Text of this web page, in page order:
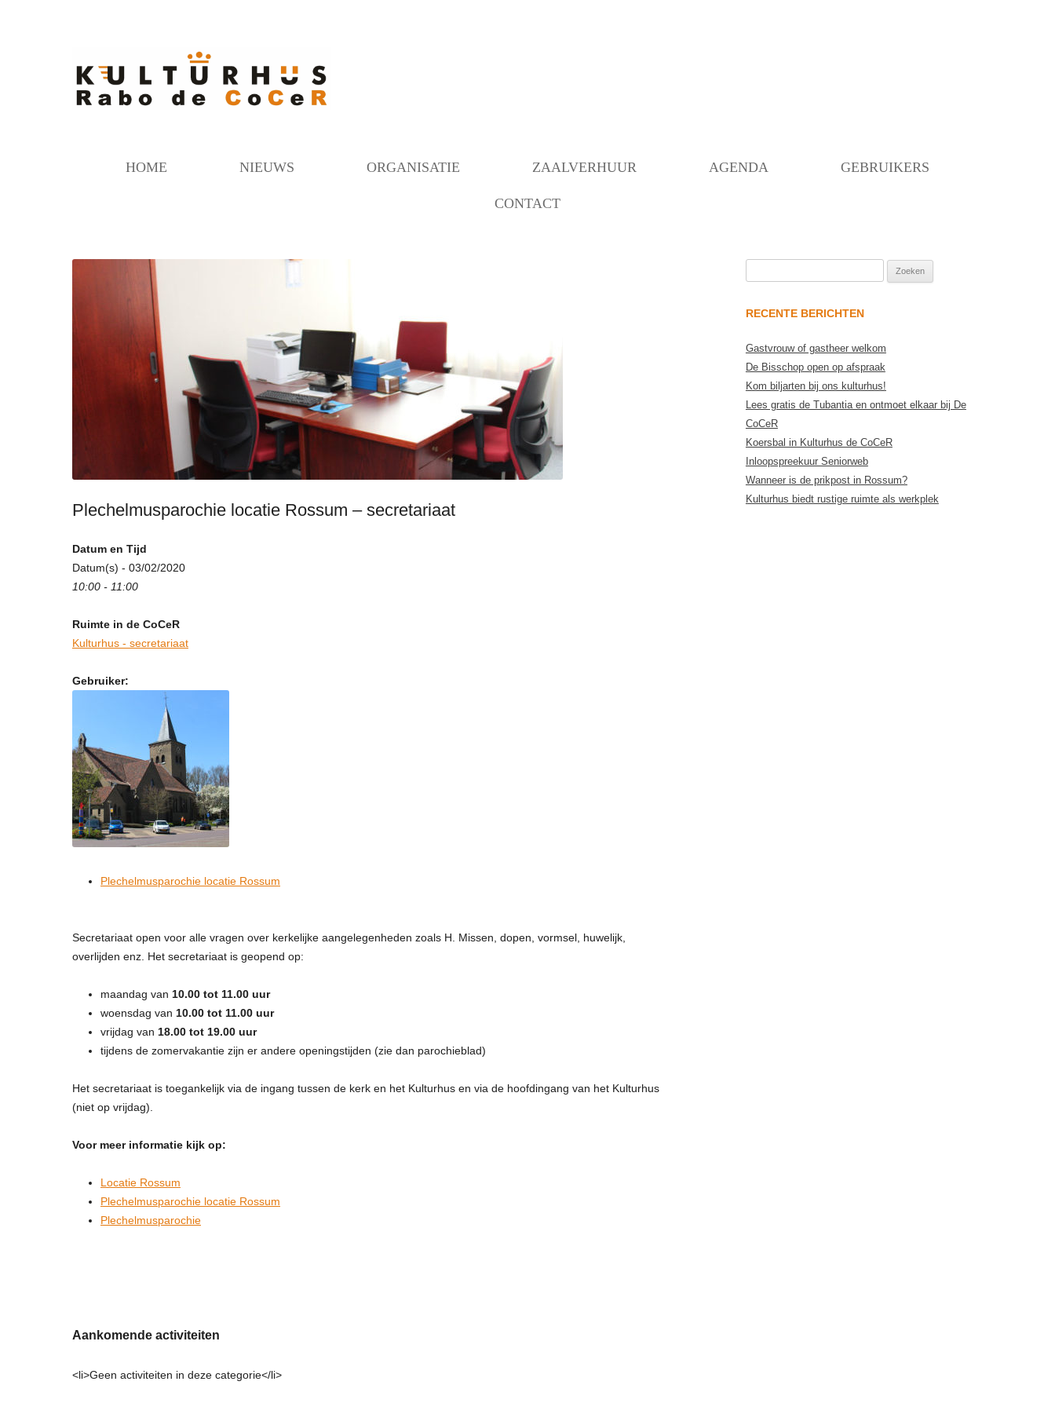
HOME NIEUWS ORGANISATIE
DECORATIEGROEP
VAKANTIES
FAQ’S
TERRAS BIJ DE COCER
ZAALVERHUUR
BEZETTING RUIMTEN
AGENDA GEBRUIKERS
CONTACT
Plechelmusparochie locatie Rossum – secretariaat
Datum en Tijd
Datum(s) - 03/02/2020
10:00 - 11:00
Ruimte in de CoCeR
Kulturhus - secretariaat
Gebruiker:
Plechelmusparochie locatie Rossum
Secretariaat open voor alle vragen over kerkelijke aangelegenheden zoals H. Missen, dopen, vormsel, huwelijk,
overlijden enz. Het secretariaat is geopend op:
maandag van 10.00 tot 11.00 uur
woensdag van 10.00 tot 11.00 uur
vrijdag van 18.00 tot 19.00 uur
tijdens de zomervakantie zijn er andere openingstijden (zie dan parochieblad)
Het secretariaat is toegankelijk via de ingang tussen de kerk en het Kulturhus en via de hoofdingang van het Kulturhus
(niet op vrijdag).
Voor meer informatie kijk op:
Locatie Rossum
Plechelmusparochie locatie Rossum
Plechelmusparochie
Aankomende activiteiten
<li>Geen activiteiten in deze categorie</li>
RECENTE BERICHTEN
Gastvrouw of gastheer welkom
De Bisschop open op afspraak
Kom biljarten bij ons kulturhus!
Lees gratis de Tubantia en ontmoet elkaar bij De
CoCeR
Koersbal in Kulturhus de CoCeR
Inloopspreekuur Seniorweb
Wanneer is de prikpost in Rossum?
Kulturhus biedt rustige ruimte als werkplek